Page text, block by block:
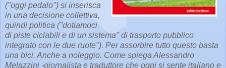
("oggi pedalo") si inserisca
in una decisione collettiva,
quindi politica ("dotiamoci
di piste ciclabili e di un sistema" di trasporto pubblico
integrato con le due ruote"). Per assorbire tutto questo basta
una bici. Anche a noleggio. Come spiega Alessandro
Melazzini -giornalista e traduttore che oggi si sente italiano e